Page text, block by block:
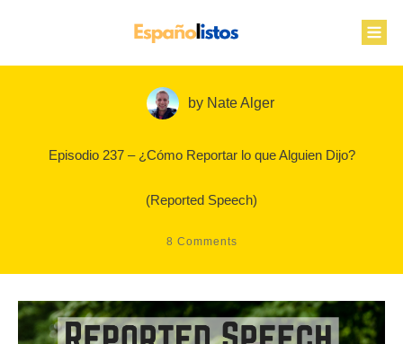
by Nate Alger
Episodio 237 – ¿Cómo Reportar lo que Alguien Dijo?
(Reported Speech)
8 Comments